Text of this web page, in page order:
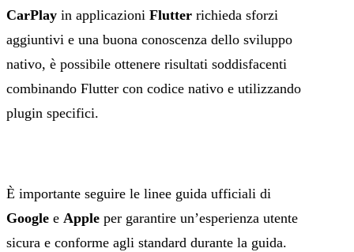
CarPlay in applicazioni Flutter richieda sforzi
aggiuntivi e una buona conoscenza dello sviluppo
nativo, è possibile ottenere risultati soddisfacenti
combinando Flutter con codice nativo e utilizzando
plugin specifici.
È importante seguire le linee guida ufficiali di
Google e Apple per garantire un’esperienza utente
sicura e conforme agli standard durante la guida.